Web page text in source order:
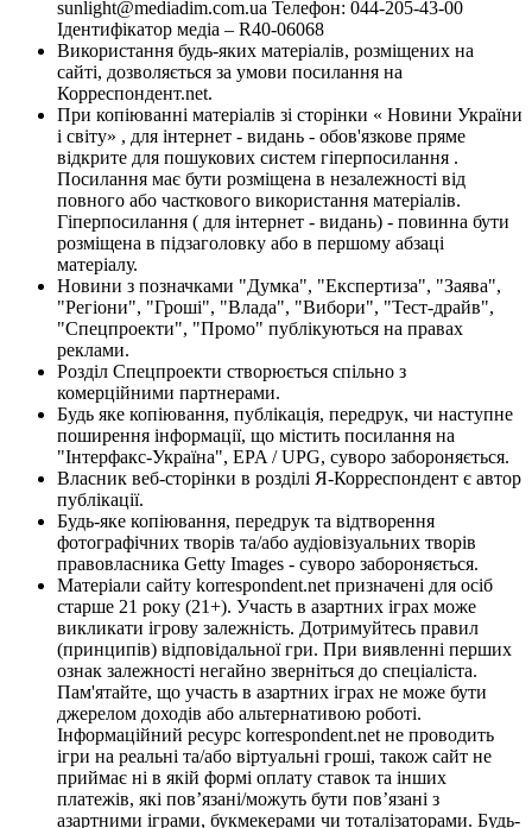
sunlight@mediadim.com.ua Телефон: 044-205-43-00
Ідентифікатор медіа – R40-06068
Використання будь-яких матеріалів, розміщених на
сайті, дозволяється за умови посилання на
Корреспондент.net.
При копіюванні матеріалів зі сторінки « Новини України
і світу» , для інтернет - видань - обов'язкове пряме
відкрите для пошукових систем гіперпосилання .
Посилання має бути розміщена в незалежності від
повного або часткового використання матеріалів.
Гіперпосилання ( для інтернет - видань) - повинна бути
розміщена в підзаголовку або в першому абзаці
матеріалу.
Новини з позначками "Думка", "Експертиза", "Заява",
"Регіони", "Гроші", "Влада", "Вибори", "Тест-драйв",
"Спецпроекти", "Промо" публікуються на правах
реклами.
Розділ Спецпроекти створюється спільно з
комерційними партнерами.
Будь яке копіювання, публікація, передрук, чи наступне
поширення інформації, що містить посилання на
"Інтерфакс-Україна", EPA / UPG, суворо забороняється.
Власник веб-сторінки в розділі Я-Корреспондент є автор
публікації.
Будь-яке копіювання, передрук та відтворення
фотографічних творів та/або аудіовізуальних творів
правовласника Getty Images - суворо забороняється.
Матеріали сайту korrespondent.net призначені для осіб
старше 21 року (21+). Участь в азартних іграх може
викликати ігрову залежність. Дотримуйтесь правил
(принципів) відповідальної гри. При виявленні перших
ознак залежності негайно зверніться до спеціаліста.
Пам'ятайте, що участь в азартних іграх не може бути
джерелом доходів або альтернативою роботі.
Інформаційний ресурс korrespondent.net не проводить
ігри на реальні та/або віртуальні гроші, також сайт не
приймає ні в якій формі оплату ставок та інших
платежів, які пов’язані/можуть бути пов’язані з
азартними іграми, букмекерами чи тоталізаторами. Будь-